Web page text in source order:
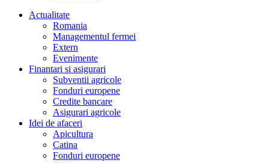
Actualitate
Romania
Managementul fermei
Extern
Evenimente
Finantari si asigurari
Subventii agricole
Fonduri europene
Credite bancare
Asigurari agricole
Idei de afaceri
Apicultura
Catina
Fonduri europene